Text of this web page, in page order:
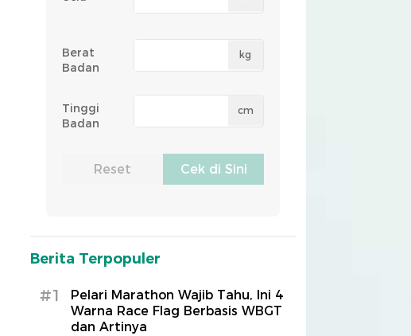
Berat
Badan
kg
Tinggi
Badan
cm
Berita Terpopuler
#1
Pelari Marathon Wajib Tahu, Ini 4
Warna Race Flag Berbasis WBGT
dan Artinya